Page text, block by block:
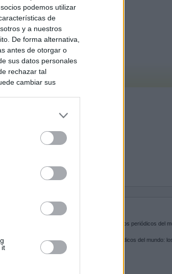
podemos utilizar
de
y a nuestros
De forma alternativa,
antes de otorgar o
sus datos personales
rechazar tal
cambiar sus
it
SOBRE KIOSKO.NET
es la puerta de entrada a los periódicos del
Navega por las portadas de los periódicos del mundo:
del otro extremo del mundo.